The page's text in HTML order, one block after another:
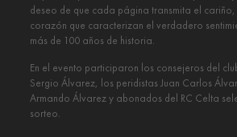
deseo de que cada página transmita el
corazón que caracterizan el verdadero
más de 100 años de historia.
En el evento participaron los consejeros del
Sergio Álvarez, los peridistas Juan Carlos
Armando Álvarez y abonados del RC Celta
sorteo.